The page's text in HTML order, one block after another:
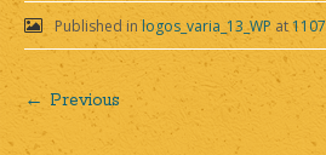
Published inlogos_varia_13_WP at
Post
← Previous